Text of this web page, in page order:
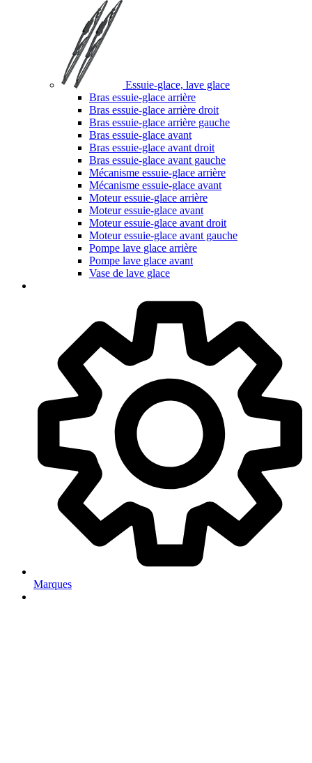
Essuie-glace, lave glace
Bras essuie-glace arrière
Bras essuie-glace arrière droit
Bras essuie-glace arrière gauche
Bras essuie-glace avant
Bras essuie-glace avant droit
Bras essuie-glace avant gauche
Mécanisme essuie-glace arrière
Mécanisme essuie-glace avant
Moteur essuie-glace arrière
Moteur essuie-glace avant
Moteur essuie-glace avant droit
Moteur essuie-glace avant gauche
Pompe lave glace arrière
Pompe lave glace avant
Vase de lave glace
Marques